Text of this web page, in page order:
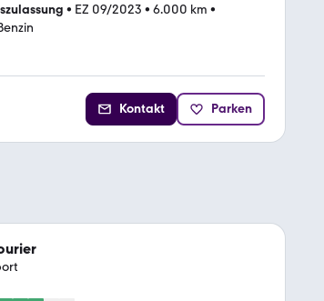
• EZ 09/2023 • 6.000 km •
Kontakt Parken